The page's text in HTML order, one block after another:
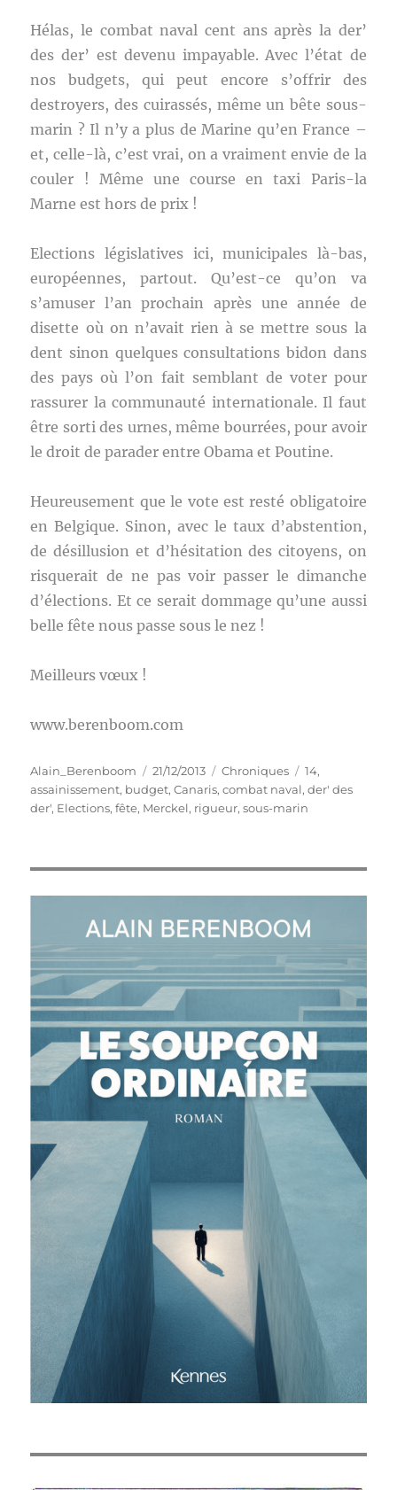
Hélas, le combat naval cent ans après la der’
des der’ est devenu impayable. Avec l’état de
nos budgets, qui peut encore s’offrir des
destroyers, des cuirassés, même un bête sous-
marin ? Il n’y a plus de Marine qu’en France –
et, celle-là, c’est vrai, on a vraiment envie de la
couler ! Même une course en taxi Paris-la
Marne est hors de prix !
Elections législatives ici, municipales là-bas,
européennes, partout. Qu’est-ce qu’on va
s’amuser l’an prochain après une année de
disette où on n’avait rien à se mettre sous la
dent sinon quelques consultations bidon dans
des pays où l’on fait semblant de voter pour
rassurer la communauté internationale. Il faut
être sorti des urnes, même bourrées, pour avoir
le droit de parader entre Obama et Poutine.
Heureusement que le vote est resté obligatoire
en Belgique. Sinon, avec le taux d’abstention,
de désillusion et d’hésitation des citoyens, on
risquerait de ne pas voir passer le dimanche
d’élections. Et ce serait dommage qu’une aussi
belle fête nous passe sous le nez !
Meilleurs vœux !
www.berenboom.com
Auteur
Alain_Berenboom
Publié
le
21/12/2013 Catégories
Chroniques Étiquettes
14,
assainissement, budget,Canaris,combat naval,der' des
der', Elections,fête, Merckel, rigueur,sous-marin